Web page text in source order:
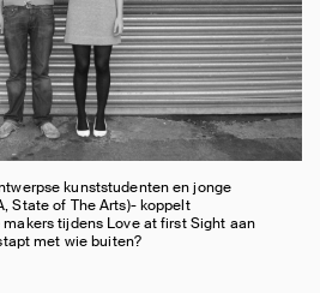
kunststudenten en jonge
State of The Arts)- koppelt
tijdens Love at first Sight aan
met wie buiten?